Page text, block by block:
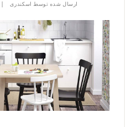
ارسال شده توسط اسکندری